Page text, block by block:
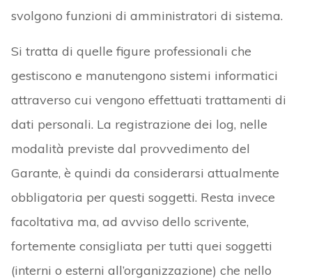
svolgono funzioni di amministratori di sistema.
Si tratta di quelle figure professionali che
gestiscono e manutengono sistemi informatici
attraverso cui vengono effettuati trattamenti di
dati personali. La registrazione dei log, nelle
modalità previste dal provvedimento del
Garante, è quindi da considerarsi attualmente
obbligatoria per questi soggetti. Resta invece
facoltativa ma, ad avviso dello scrivente,
fortemente consigliata per tutti quei soggetti
(interni o esterni all’organizzazione) che nello